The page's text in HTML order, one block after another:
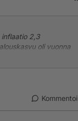
inflaatio 2,3
oli vuonna
Kommentoi